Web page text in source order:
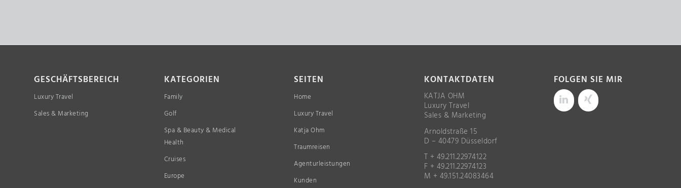
GESCHÄFTSBEREICH
Luxury Travel
Sales & Marketing
KATEGORIEN
Family
Golf
Spa & Beauty & Medical
Health
Cruises
Europe
SEITEN
Home
Luxury Travel
Katja Ohm
Traumreisen
Agenturleistungen
Kunden
KONTAKTDATEN
KATJA OHM
Luxury Travel
Sales & Marketing
Arnoldstraße 15
D – 40479 Düsseldorf
T + 49.211.22974122
F + 49.211.22974123
M + 49.151.24083464
FOLGEN SIE MIR